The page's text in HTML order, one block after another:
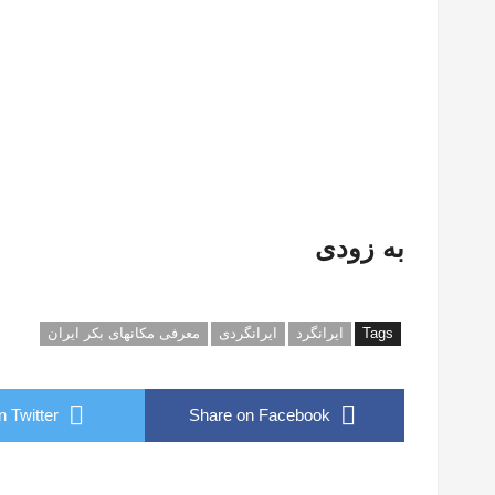
به زودی
Tags ایرانگرد ایرانگردی معرفی مکانهای بکر ایران
Share on Facebook
Twitter